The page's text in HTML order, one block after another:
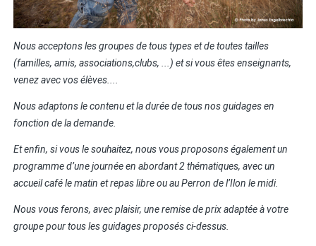
Nous acceptons les groupes de tous types et de toutes tailles
(familles, amis, associations,clubs, ...) et si vous êtes enseignants,
venez avec vos élèves....
Nous adaptons le contenu et la durée de tous nos guidages en
fonction de la demande.
Et enfin, si vous le souhaitez, nous vous proposons également un
programme d’une journée en abordant 2 thématiques, avec un
accueil café le matin et repas libre ou au Perron de l’Ilon le midi.
Nous vous ferons, avec plaisir, une remise de prix adaptée à votre
groupe pour tous les guidages proposés ci-dessus.